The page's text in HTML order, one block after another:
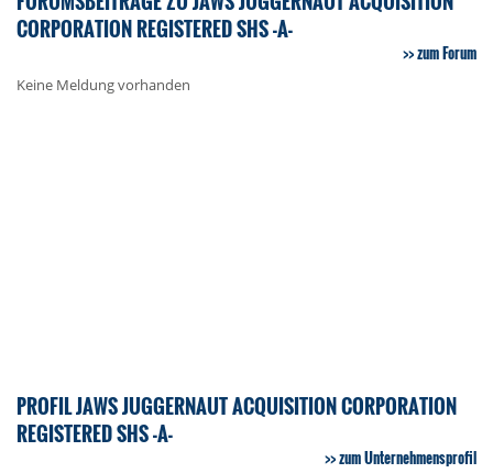
CORPORATION REGISTERED SHS -A-
zum Forum
Keine Meldung vorhanden
PROFIL JAWS JUGGERNAUT ACQUISITION CORPORATION
REGISTERED SHS -A-
zum Unternehmensprofil